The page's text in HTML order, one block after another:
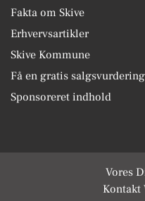
Fakta om Skive
Erhvervsartikler
Skive Kommune
Få en gratis salgsvurdering
Sponsoreret indhold
Vores
Kontakt